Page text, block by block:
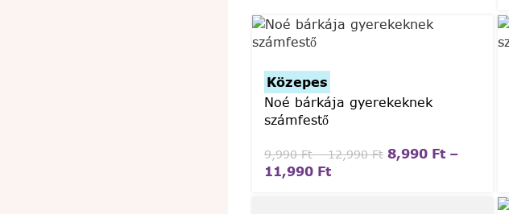
Közepes
Noé bárkája gyerekeknek
számfestő
9,990Ft – 12,990Ft 8,990 Ft –
11,990 Ft